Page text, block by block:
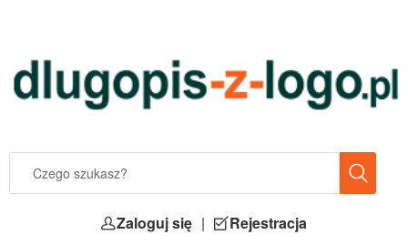
Zaloguj się | Rejestracja